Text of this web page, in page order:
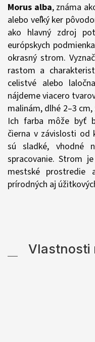
Morus alba, známa
alebo veľký ker
ako hlavný zdroj
európskych
okrasný strom.
rastom a
celistvé alebo
nájdeme viacero
malinám, dlhé 2–3
Ich farba môže byť
čierna v závislosti od
sú sladké, vhodné
spracovanie. Strom
mestské
prírodných aj
Vlastnosti